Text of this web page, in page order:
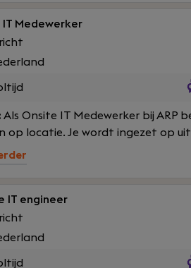
Medewerker
Als Onsite IT Medewerker bij ARP
op locatie. Je wordt ingezet op
IT engineer